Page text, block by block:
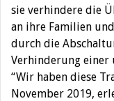
sie verhindere die
an ihre Familien
durch die
Verhinderung einer
“Wir haben diese
November 2019,